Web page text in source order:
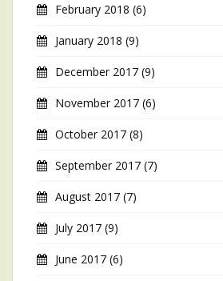
February 2018 (6)
January 2018 (9)
December 2017 (9)
November 2017 (6)
October 2017 (8)
September 2017 (7)
August 2017 (7)
July 2017 (9)
June 2017 (6)